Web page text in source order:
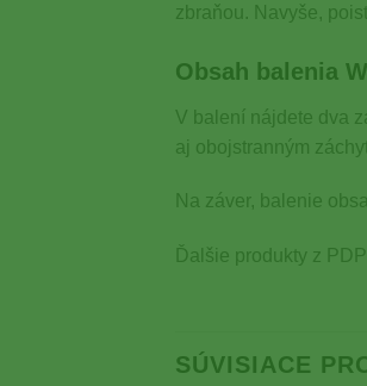
zbraňou. Navyše,
Obsah balenia
V balení nájdete dva
aj obojstranným
Na záver, balenie
Ďalšie produkty z
SÚVISIACE